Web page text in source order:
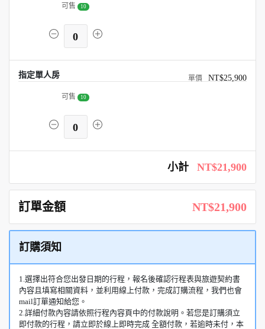
可售 10
0
指定單人房 NT$25,900
可售 10
0
小計 NT$21,900
訂單金額 NT$21,900
訂購須知
1.選擇出符合您出發日期的行程，報名後確認行程表與旅遊契約書
內容且填寫相關資料，並利用線上付款，完成訂購流程，我們也會
mail訂單通知給您。
2.詳細付款內容請依照行程內容頁中的付款說明。若您是訂購須立
即付款的行程，請立即於線上即時完成 全額付款，若逾時未付，本